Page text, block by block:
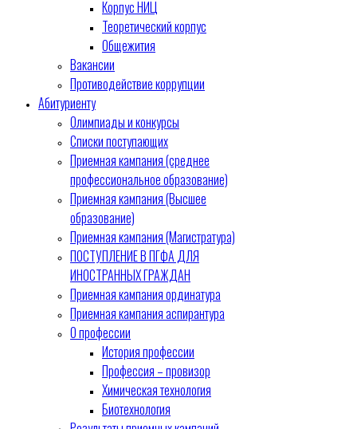
Корпус НИЦ
Теоретический корпус
Общежития
Вакансии
Противодействие коррупции
Абитуриенту
Олимпиады и конкурсы
Списки поступающих
Приемная кампания (среднее
профессиональное образование)
Приемная кампания (Высшее
образование)
Приемная кампания (Магистратура)
ПОСТУПЛЕНИЕ В ПГФА ДЛЯ
ИНОСТРАННЫХ ГРАЖДАН
Приемная кампания ординатура
Приемная кампания аспирантура
О профессии
История профессии
Профессия – провизор
Химическая технология
Биотехнология